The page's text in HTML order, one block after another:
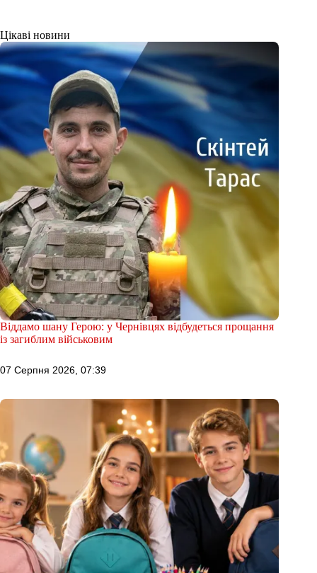
Цікаві новини
Віддамо шану Герою: у Чернівцях відбудеться прощання
із загиблим військовим
07 Серпня 2026, 07:39